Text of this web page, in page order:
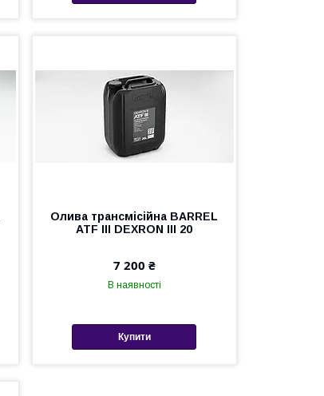
Олива трансмісійна BARREL
ATF III DEXRON III 20
7 200 ₴
В наявності
Купити